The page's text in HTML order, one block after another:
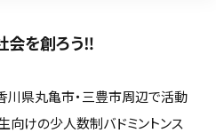
会を創ろう‼️
香川県丸亀市・三豊市周辺で活動
向けの少人数制バドミントンス